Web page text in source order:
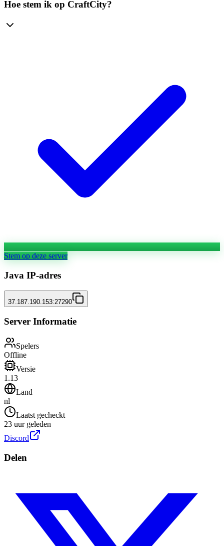
Hoe stem ik op CraftCity?
Stem op deze server
Java IP-adres
37.187.190.153:27290
Server Informatie
Spelers
Offline
Versie
1.13
Land
nl
Laatst gecheckt
23 uur geleden
Discord
Delen